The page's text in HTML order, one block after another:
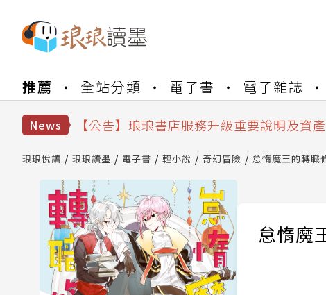
推薦 全站分類 電子書 電子雜誌
News
【公告】琅琅書店服務升級重要說明及資產
【公告】琅琅讀墨書櫃開通常見問題
【公告】琅琅書店服務升級重要說明及資
琅琅悅讀 琅琅讀墨 電子書 輕小說 奇幻冒險 怠惰魔王的轉職
怠惰魔